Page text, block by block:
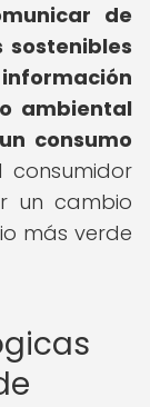
de
ambiental
consumo
consumidor
un cambio
más verde